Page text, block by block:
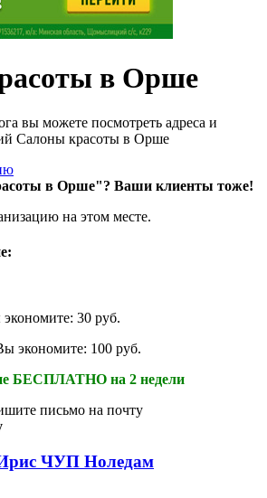
в Орше
вы можете посмотреть адреса и
Салоны красоты в Орше
в Орше"? Ваши клиенты тоже!
на этом месте.
30 руб.
экономите: 100 руб.
БЕСПЛАТНО на 2 недели
письмо на почту
ЧУП Ноледам